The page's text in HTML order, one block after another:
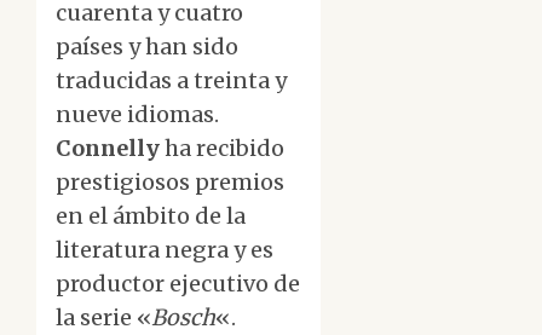
cuarenta y cuatro
países y han sido
traducidas a treinta y
nueve idiomas.
Connellyha recibido
prestigiosos premios
en el ámbito de la
literatura negra y es
productor ejecutivo de
la serie «Bosch«.